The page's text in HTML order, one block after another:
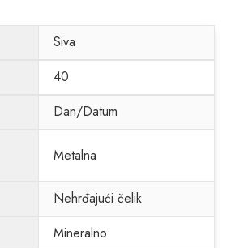
Siva
40
Dan/Datum
Metalna
Nehrđajući čelik
Mineralno